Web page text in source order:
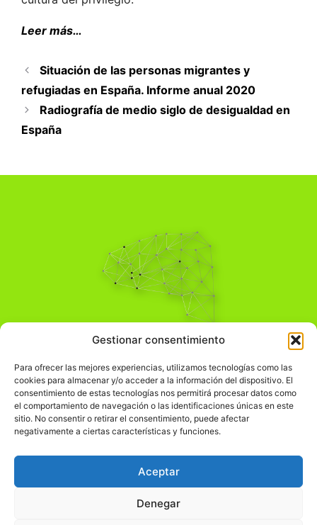
Gestionar consentimiento
Para ofrecer las mejores experiencias, utilizamos tecnologías como las
cookies para almacenar y/o acceder a la información del dispositivo. El
consentimiento de estas tecnologías nos permitirá procesar datos como
el comportamiento de navegación o las identificaciones únicas en este
sitio. No consentir o retirar el consentimiento, puede afectar
negativamente a ciertas características y funciones.
Aceptar
Denegar
Leer más…
Situación de las personas migrantes y
refugiadas en España. Informe anual 2020
Radiografía de medio siglo de desigualdad en
España
Pensamiento Crítico
Comprender el mundo para transformarlo.
Información Legal
჻Política de privacidad
Política de cookies